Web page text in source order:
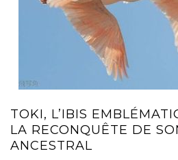
TOKI, L’IBIS
LA RECONQUÊTE DE
ANCESTRAL